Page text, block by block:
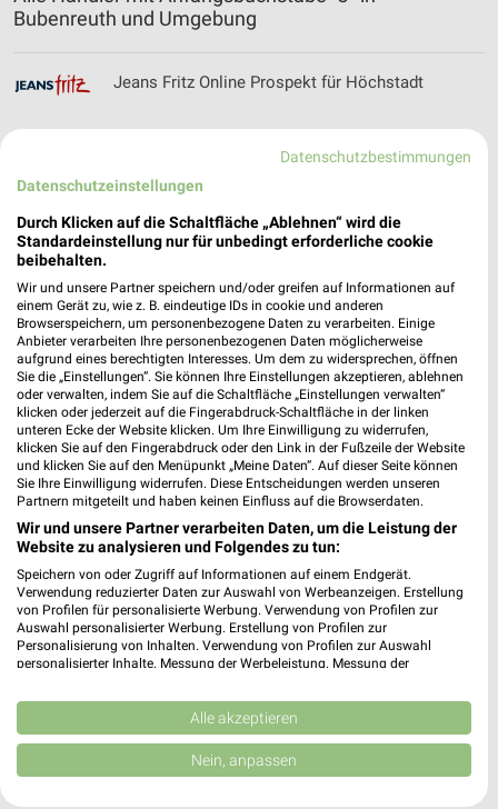
Bubenreuth und Umgebung
Jeans Fritz Online Prospekt für Höchstadt
JYSK Katalog und Prospekte für Forchheim
Noch mehr Angebote in
der weekli App!
Jetzt kostenlos laden
Prospekte App für iOS
Kostenlos im App Store erhältlich
Datenschutzbestimmungen
Datenschutzeinstellungen
Durch Klicken auf die Schaltfläche „Ablehnen“ wird die
Standardeinstellung nur für unbedingt erforderliche cookie
beibehalten.
Wir und unsere Partner speichern und/oder greifen auf Informationen auf
einem Gerät zu, wie z. B. eindeutige IDs in cookie und anderen
Browserspeichern, um personenbezogene Daten zu verarbeiten. Einige
Anbieter verarbeiten Ihre personenbezogenen Daten möglicherweise
aufgrund eines berechtigten Interesses. Um dem zu widersprechen, öffnen
Sie die „Einstellungen“. Sie können Ihre Einstellungen akzeptieren, ablehnen
oder verwalten, indem Sie auf die Schaltfläche „Einstellungen verwalten“
klicken oder jederzeit auf die Fingerabdruck-Schaltfläche in der linken
unteren Ecke der Website klicken. Um Ihre Einwilligung zu widerrufen,
klicken Sie auf den Fingerabdruck oder den Link in der Fußzeile der Website
und klicken Sie auf den Menüpunkt „Meine Daten“. Auf dieser Seite können
Sie Ihre Einwilligung widerrufen. Diese Entscheidungen werden unseren
Partnern mitgeteilt und haben keinen Einfluss auf die Browserdaten.
Wir und unsere Partner verarbeiten Daten, um die Leistung der
Website zu analysieren und Folgendes zu tun:
Speichern von oder Zugriff auf Informationen auf einem Endgerät.
Verwendung reduzierter Daten zur Auswahl von Werbeanzeigen. Erstellung
von Profilen für personalisierte Werbung. Verwendung von Profilen zur
Auswahl personalisierter Werbung. Erstellung von Profilen zur
Personalisierung von Inhalten. Verwendung von Profilen zur Auswahl
personalisierter Inhalte. Messung der Werbeleistung. Messung der
Kombinationen von Daten aus verschiedenen Quellen. Entwicklung und
Verbesserung der Angebote. Verwendung reduzierter Daten zur Auswahl
von Inhalten.
Daten können außerhalb der Europäischen Union weitergegeben und in die
USA gesendet werden.
Alle akzeptieren
Nein, anpassen